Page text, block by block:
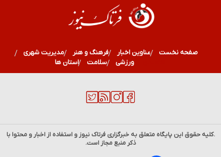
صفحه نخست عناوین اخبار فرهنگ و هنر
مدیریت شهری
ورزشی سلامت استان ها
.کلیه حقوق این پایگاه متعلق به خبرگزاریفرتاک نیوز و استفاده از اخبار و محتوا با
ذکر منبع مجاز است.